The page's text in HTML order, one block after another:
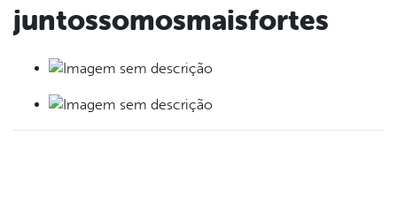
juntossomosmaisfortes